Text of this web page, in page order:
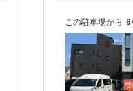
この駐車場から